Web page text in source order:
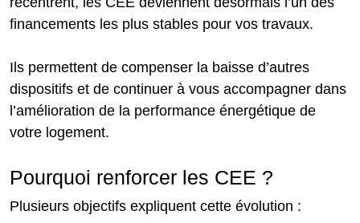
financements les plus stables pour vos travaux.
Ils permettent de compenser la baisse d’autres
dispositifs et de continuer à vous accompagner dans
l’amélioration de la performance énergétique de
votre logement.
Pourquoi renforcer les CEE ?
Plusieurs objectifs expliquent cette évolution :